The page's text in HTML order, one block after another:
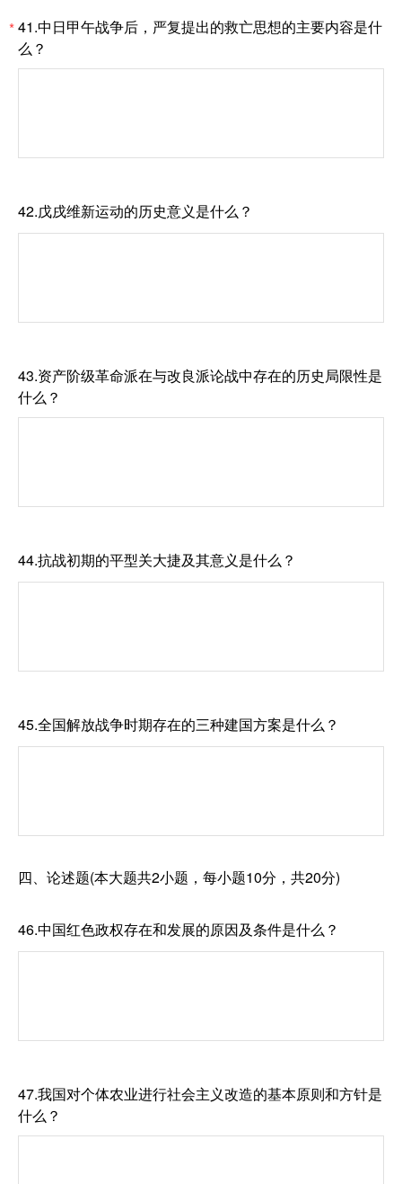
*41.中日甲午战争后，严复提出的救亡思想的主要内容是什
么？
42.戊戌维新运动的历史意义是什么？
43.资产阶级革命派在与改良派论战中存在的历史局限性是
什么？
44.抗战初期的平型关大捷及其意义是什么？
45.全国解放战争时期存在的三种建国方案是什么？
四、论述题(本大题共2小题，每小题10分，共20分)
46.中国红色政权存在和发展的原因及条件是什么？
47.我国对个体农业进行社会主义改造的基本原则和方针是
什么？